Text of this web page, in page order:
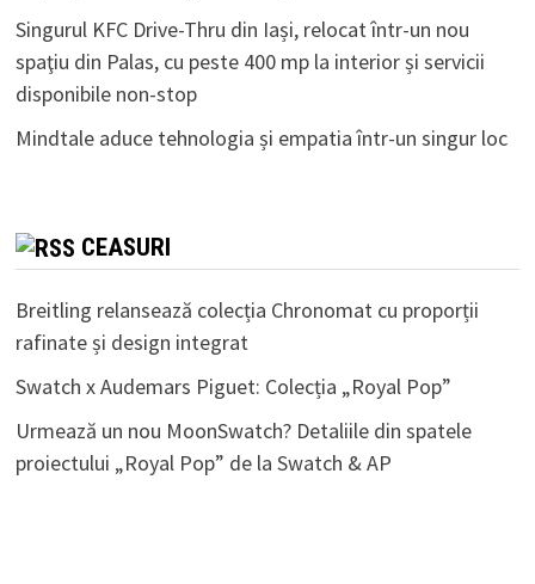
Singurul KFC Drive-Thru din Iași, relocat într-un nou
spaţiu din Palas, cu peste 400 mp la interior și servicii
disponibile non-stop
Mindtale aduce tehnologia și empatia într-un singur loc
CEASURI
Breitling relansează colecția Chronomat cu proporții
rafinate și design integrat
Swatch x Audemars Piguet: Colecția „Royal Pop”
Urmează un nou MoonSwatch? Detaliile din spatele
proiectului „Royal Pop” de la Swatch & AP